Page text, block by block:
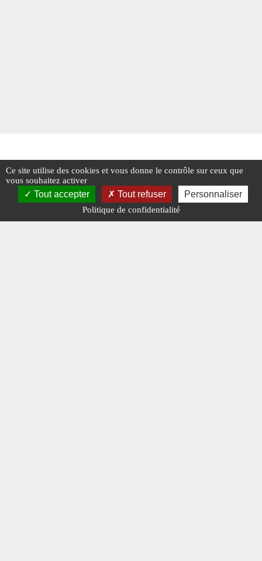
Ce site utilise des cookies et vous donne le contrôle sur ceux que
vous souhaitez activer
Tout accepter Tout refuser Personnaliser
Politique de confidentialité